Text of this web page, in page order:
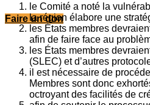
Faire un don
le Comité a noté la
la région élabore une
les États membres
afin de faire face au
les États membres
(SLEC) et d’autres
il est nécessaire de
Membres sont donc
octroyant des facilités de